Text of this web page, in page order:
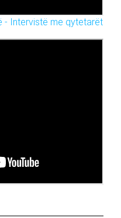
- Intervistë me qytetarët